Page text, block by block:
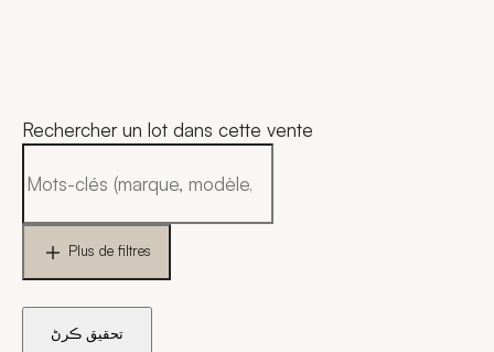
Rechercher un lot dans cette vente
Plus de filtres
تحقيق ڪرڻ